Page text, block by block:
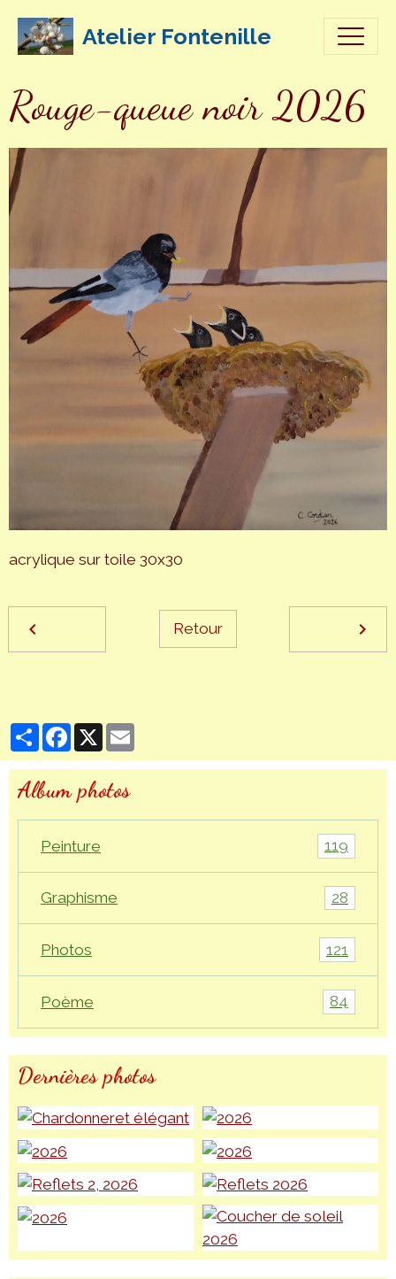
Atelier Fontenille
Rouge-queue noir 2026
acrylique sur toile 30x30
Retour
PartagerFacebook
X
Album photos
Peinture 119
Graphisme 28
Photos 121
Poème 84
Dernières photos